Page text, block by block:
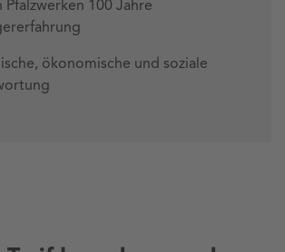
Pfalzwerken 100 Jahre
ökonomische und soziale